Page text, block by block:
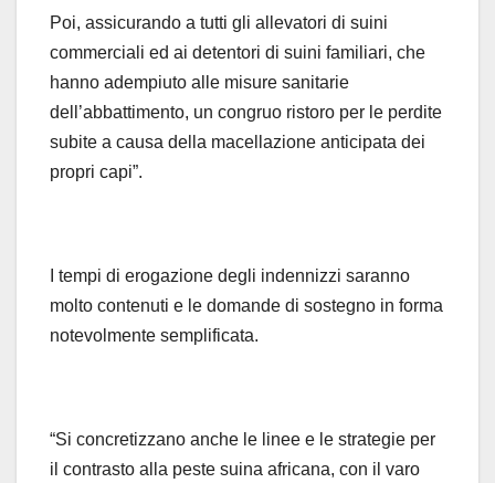
Poi, assicurando a tutti gli allevatori di suini
commerciali ed ai detentori di suini familiari, che
hanno adempiuto alle misure sanitarie
dell’abbattimento, un congruo ristoro per le perdite
subite a causa della macellazione anticipata dei
propri capi”.
I tempi di erogazione degli indennizzi saranno
molto contenuti e le domande di sostegno in forma
notevolmente semplificata.
“Si concretizzano anche le linee e le strategie per
il contrasto alla peste suina africana, con il varo